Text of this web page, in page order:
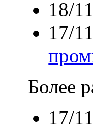
18/
17/
Более
17/